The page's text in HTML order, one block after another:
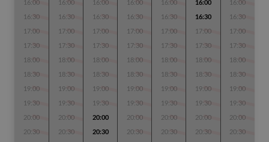
16:00
16:30
17:00
17:30
18:00
18:30
19:00
19:30
20:00
20:30
16:00
16:30
17:00
17:30
18:00
18:30
19:00
19:30
20:00
20:30
16:00
16:30
17:00
17:30
18:00
18:30
19:00
19:30
20:00
20:30
16:00
16:30
17:00
17:30
18:00
18:30
19:00
19:30
20:00
20:30
16:00
16:30
17:00
17:30
18:00
18:30
19:00
19:30
20:00
20:30
16:00
16:30
17:00
17:30
18:00
18:30
19:00
19:30
20:00
20:30
16:00
16:30
17:00
17:30
18:00
18:30
19:00
19:30
20:00
20:30